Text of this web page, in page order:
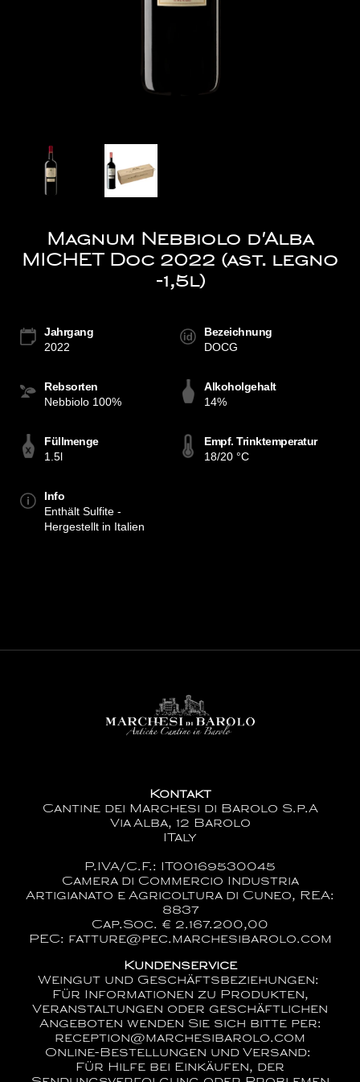
Magnum Nebbiolo d'Alba
MICHET Doc 2022 (ast. legno
-1,5l)
Jahrgang
2022
Bezeichnung
DOCG
Rebsorten
Nebbiolo 100%
Alkoholgehalt
14%
Füllmenge
1.5l
Empf. Trinktemperatur
18/20 °C
Info
Enthält Sulfite -
Hergestellt in Italien
Kontakt
Cantine dei Marchesi di Barolo S.p.A
Via Alba, 12 Barolo
ITaly
P.IVA/C.F.: IT00169530045
Camera di Commercio Industria
Artigianato e Agricoltura di Cuneo, REA:
8837
Cap.Soc. € 2.167.200,00
PEC: fatture@pec.marchesibarolo.com
Kundenservice
Weingut und Geschäftsbeziehungen:
Für Informationen zu Produkten,
Veranstaltungen oder geschäftlichen
Angeboten wenden Sie sich bitte per:
reception@marchesibarolo.com
Online-Bestellungen und Versand:
Für Hilfe bei Einkäufen, der